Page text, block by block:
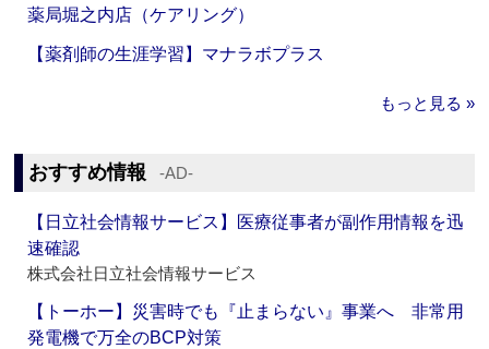
薬局堀之内店（ケアリング）
【薬剤師の生涯学習】マナラボプラス
もっと見る »
おすすめ情報 ‐AD‐
【日立社会情報サービス】医療従事者が副作用情報を迅
速確認
株式会社日立社会情報サービス
【トーホー】災害時でも『止まらない』事業へ 非常用
発電機で万全のBCP対策